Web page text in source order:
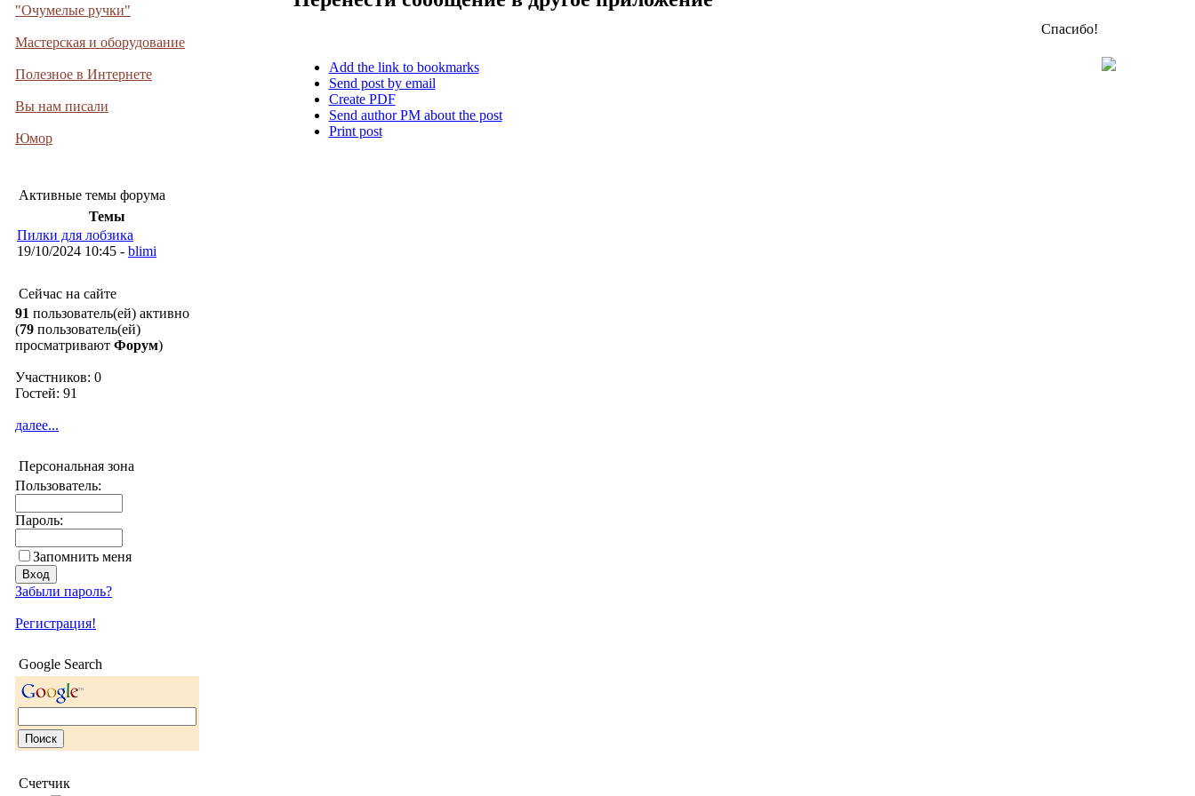
"Очумелые ручки"
Мастерская и оборудование
Полезное в Интернете
Вы нам писали
Юмор
Активные темы форума
Темы
Пилки для лобзика
19/10/2024 10:45 - blimi
Сейчас на сайте
91 пользователь(ей) активно
(79 пользователь(ей)
просматривают Форум)
Участников: 0
Гостей: 91
далее...
Персональная зона
Пользователь:
Пароль:
Запомнить меня
Забыли пароль?
Регистрация!
Google Search
Счетчик
Add the link to bookmarks
Send post by email
Create PDF
Send author PM about the post
Print post
Спасибо!